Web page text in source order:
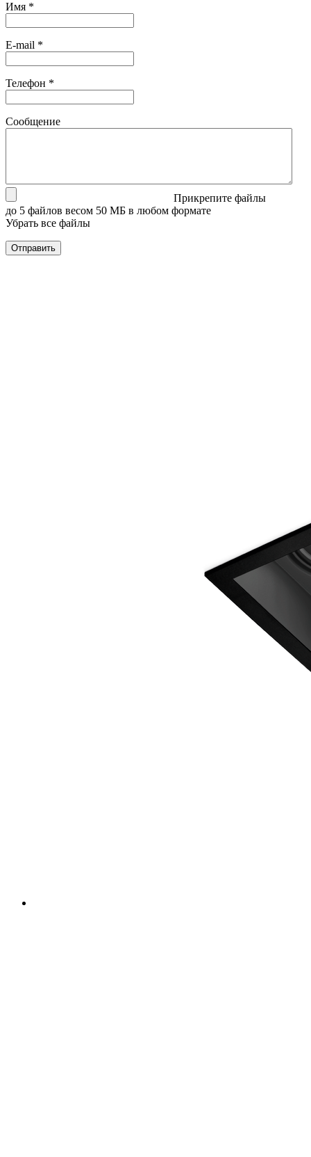
Имя *
E-mail *
Телефон *
Сообщение
Прикрепите файлы
до 5 файлов весом 50 МБ в любом формате
Убрать все файлы
Отправить